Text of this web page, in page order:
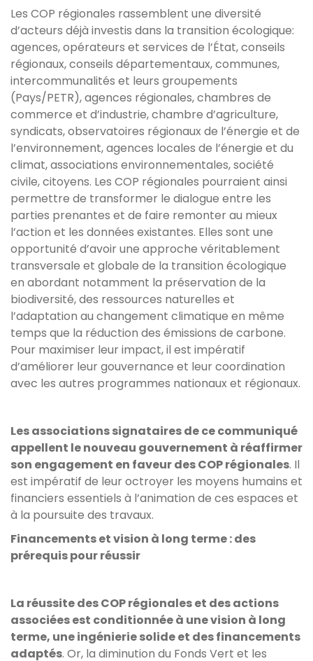
Les COP régionales rassemblent une diversité
d’acteurs déjà investis dans la transition écologique:
agences, opérateurs et services de l’État, conseils
régionaux, conseils départementaux, communes,
intercommunalités et leurs groupements
(Pays/PETR), agences régionales, chambres de
commerce et d’industrie, chambre d’agriculture,
syndicats, observatoires régionaux de l’énergie et de
l’environnement, agences locales de l’énergie et du
climat, associations environnementales, société
civile, citoyens. Les COP régionales pourraient ainsi
permettre de transformer le dialogue entre les
parties prenantes et de faire remonter au mieux
l’action et les données existantes. Elles sont une
opportunité d’avoir une approche véritablement
transversale et globale de la transition écologique
en abordant notamment la préservation de la
biodiversité, des ressources naturelles et
l’adaptation au changement climatique en même
temps que la réduction des émissions de carbone.
Pour maximiser leur impact, il est impératif
d’améliorer leur gouvernance et leur coordination
avec les autres programmes nationaux et régionaux.
Les associations signataires de ce communiqué
appellent le nouveau gouvernement à réaffirmer
son engagement en faveur des COP régionales. Il
est impératif de leur octroyer les moyens humains et
financiers essentiels à l’animation de ces espaces et
à la poursuite des travaux.
Financements et vision à long terme : des
prérequis pour réussir
La réussite des COP régionales et des actions
associées est conditionnée à une vision à long
terme, une ingénierie solide et des financements
adaptés. Or, la diminution du Fonds Vert et les